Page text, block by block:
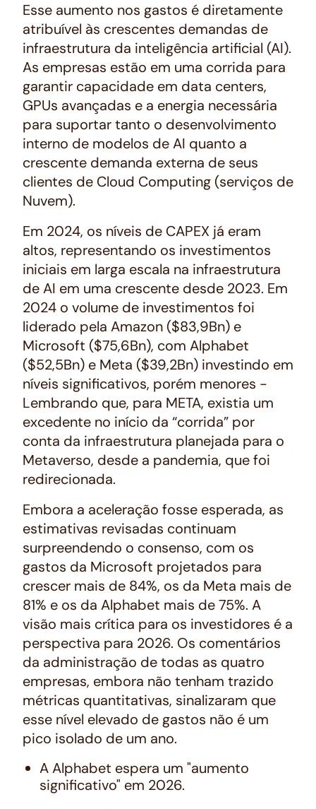
Esse aumento nos gastos é diretamente
atribuível às crescentes demandas de
infraestrutura da inteligência artificial (AI).
As empresas estão em uma corrida para
garantir capacidade em data centers,
GPUs avançadas e a energia necessária
para suportar tanto o desenvolvimento
interno de modelos de AI quanto a
crescente demanda externa de seus
clientes de Cloud Computing (serviços de
Nuvem).
Em 2024, os níveis de CAPEX já eram
altos, representando os investimentos
iniciais em larga escala na infraestrutura
de AI em uma crescente desde 2023. Em
2024 o volume de investimentos foi
liderado pela Amazon ($83,9Bn) e
Microsoft ($75,6Bn), com Alphabet
($52,5Bn) e Meta ($39,2Bn) investindo em
níveis significativos, porém menores -
Lembrando que, para META, existia um
excedente no início da “corrida” por
conta da infraestrutura planejada para o
Metaverso, desde a pandemia, que foi
redirecionada.
Embora a aceleração fosse esperada, as
estimativas revisadas continuam
surpreendendo o consenso, com os
gastos da Microsoft projetados para
crescer mais de 84%, os da Meta mais de
81% e os da Alphabet mais de 75%. A
visão mais crítica para os investidores é a
perspectiva para 2026. Os comentários
da administração de todas as quatro
empresas, embora não tenham trazido
métricas quantitativas, sinalizaram que
esse nível elevado de gastos não é um
pico isolado de um ano.
A Alphabet espera um "aumento
significativo" em 2026.